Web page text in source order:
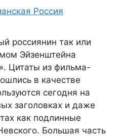
Россия
россиянин так или
Эйзенштейна
Цитаты из фильма-
в качестве
сегодня на
заголовках и даже
как подлинные
Большая часть